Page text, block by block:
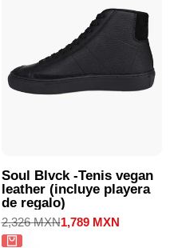
Soul Blvck -Tenis vegan
leather (incluye playera
de regalo)
Precio
regular
2,326 MXNPrecio
1,789 MXN